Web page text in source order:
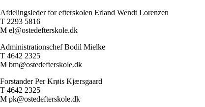
Afdelingsleder for efterskolen Erland Wendt Lorenzen
T 2293 5816
M el@ostedefterskole.dk
Administrationschef Bodil Mielke
T 4642 2325
M bm@ostedefterskole.dk
Forstander Per Krøis Kjærsgaard
T 4642 2325
M pk@ostedefterskole.dk